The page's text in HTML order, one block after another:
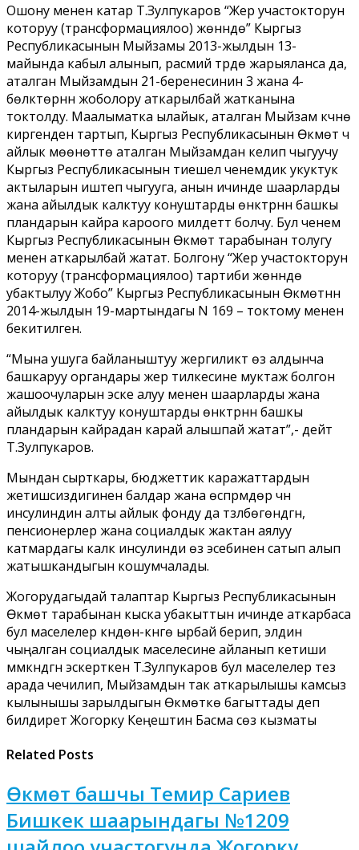
Ошону менен катар Т.Зулпукаров “Жер участокторун
которуу (трансформациялоо) жөнүндө” Кыргыз
Республикасынын Мыйзамы 2013-жылдын 13-
майында кабыл алынып, расмий түрдө жарыяланса да,
аталган Мыйзамдын 21-беренесинин 3 жана 4-
бөлүктөрүнүн жоболору аткарылбай жатканына
токтолду. Маалыматка ылайык, аталган Мыйзам күчүнө
киргенден тартып, Кыргыз Республикасынын Өкмөтү үч
айлык мөөнөттө аталган Мыйзамдан келип чыгуучу
Кыргыз Республикасынын тиешелүү ченемдик укуктук
актыларын иштеп чыгууга, анын ичинде шаарларды
жана айылдык калктуу конуштарды өнүктүрүүнүн башкы
пландарын кайра кароого милдеттү болчу. Бул ченем
Кыргыз Республикасынын Өкмөтү тарабынан толугу
менен аткарылбай жатат. Болгону “Жер участокторун
которуу (трансформациялоо) тартиби жөнүндө
убактылуу Жобо” Кыргыз Республикасынын Өкмөтүнүн
2014-жылдын 19-мартындагы N 169 – токтому менен
бекитилген.
“Мына ушуга байланыштуу жергиликтүү өз алдынча
башкаруу органдары жер тилкесине муктаж болгон
жашоочуларын эске алуу менен шаарларды жана
айылдык калктуу конуштарды өнүктүрүүнүн башкы
пландарын кайрадан карай алышпай жатат”,- дейт
Т.Зулпукаров.
Мындан сырткары, бюджеттик каражаттардын
жетишсиздигинен балдар жана өспүрүмдөр үчүн
инсулиндин алты айлык фонду да түзүлбөгөндүгүн,
пенсионерлер жана социалдык жактан аялуу
катмардагы калк инсулинди өз эсебинен сатып алып
жатышкандыгын кошумчалады.
Жогорудагыдай талаптар Кыргыз Республикасынын
Өкмөтү тарабынан кыска убакыттын ичинде аткарбаса
бул маселелер күндөн-күнгө ырбай берип, элдин
чыңалган социалдык маселесине айланып кетиши
мүмкүндүгүн эскерткен Т.Зулпукаров бул маселелер тез
арада чечилип, Мыйзамдын так аткарылышы камсыз
кылынышы зарылдыгын Өкмөткө багыттады деп
билдирет Жогорку Кеңештин Басма сөз кызматы
Related Posts
Өкмөт башчы Темир Сариев
Бишкек шаарындагы №1209